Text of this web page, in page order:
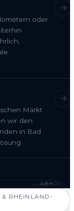
oder
Markt
wir den
in Bad
IN BAD
RHEINLAND-